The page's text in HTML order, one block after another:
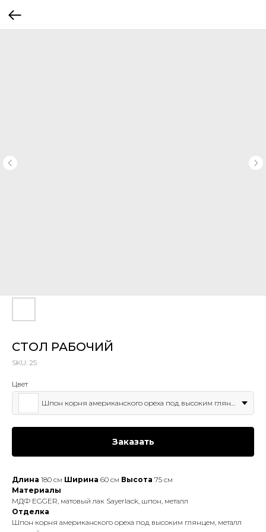
СТОЛ РАБОЧИЙ
SKU: 25
Цвет
Шпон корня американского ореха под высоким глянцем
Заказать
Длина 180 см Ширина 60 см Высота 75 см
Материалы
МДФ EGGER, матовый лак Sayerlack, шпон, металл
Отделка
Шпон корня американского ореха под высоким глянцем, металл